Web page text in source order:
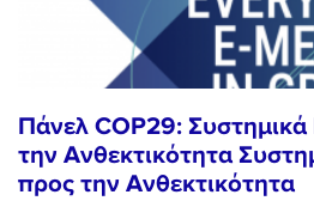
Πάνελ COP29:
την Ανθεκτικότητα
προς την Ανθεκτικότητα